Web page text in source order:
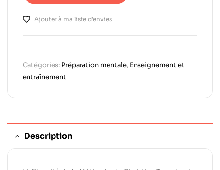
Ajouter à ma liste d'envies
Catégories: Préparation mentale, Enseignement et
entraînement
Description